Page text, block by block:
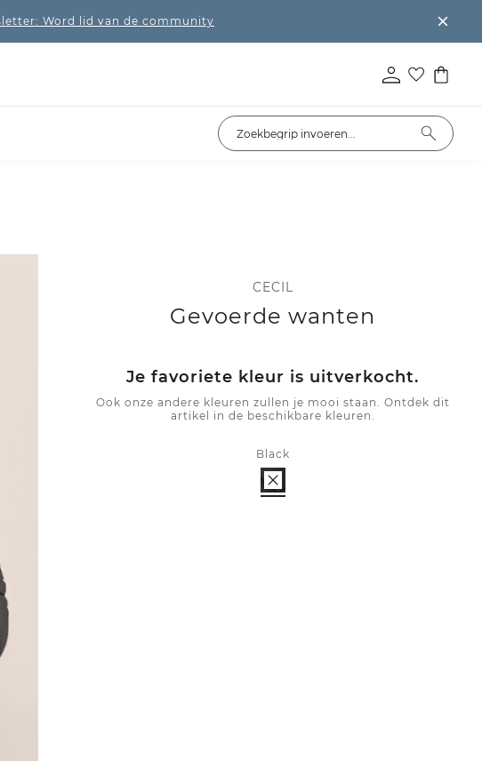
Word lid van de community
CECIL
Gevoerde wanten
Je favoriete kleur is uitverkocht.
Ook onze andere kleuren zullen je mooi staan. Ontdek dit
artikel in de beschikbare kleuren.
Black